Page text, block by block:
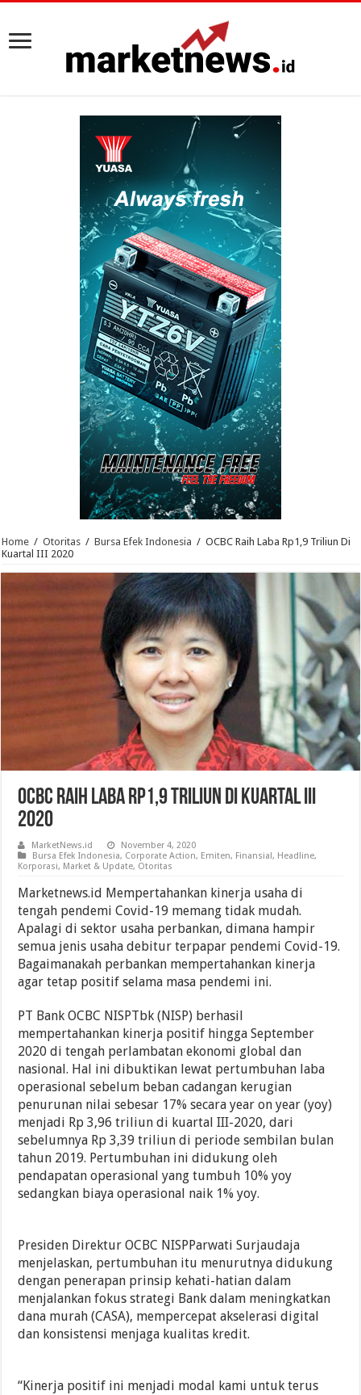
Home / Otoritas / Bursa Efek Indonesia / OCBC Raih Laba Rp1,9 Triliun Di
Kuartal III 2020
OCBC Raih Laba Rp1,9 Triliun Di Kuartal III
2020
MarketNews.id
November 4, 2020
Bursa Efek Indonesia, Corporate Action, Emiten, Finansial, Headline,
Korporasi, Market & Update, Otoritas
Marketnews.id Mempertahankan kinerja usaha di
tengah pendemi Covid-19 memang tidak mudah.
Apalagi di sektor usaha perbankan, dimana hampir
semua jenis usaha debitur terpapar pendemi Covid-19.
Bagaimanakah perbankan mempertahankan kinerja
agar tetap positif selama masa pendemi ini.
PT Bank OCBC NISPTbk (NISP) berhasil
mempertahankan kinerja positif hingga September
2020 di tengah perlambatan ekonomi global dan
nasional. Hal ini dibuktikan lewat pertumbuhan laba
operasional sebelum beban cadangan kerugian
penurunan nilai sebesar 17% secara year on year (yoy)
menjadi Rp 3,96 triliun di kuartal III-2020, dari
sebelumnya Rp 3,39 triliun di periode sembilan bulan
tahun 2019. Pertumbuhan ini didukung oleh
pendapatan operasional yang tumbuh 10% yoy
sedangkan biaya operasional naik 1% yoy.
Presiden Direktur OCBC NISPParwati Surjaudaja
menjelaskan, pertumbuhan itu menurutnya didukung
dengan penerapan prinsip kehati-hatian dalam
menjalankan fokus strategi Bank dalam meningkatkan
dana murah (CASA), mempercepat akselerasi digital
dan konsistensi menjaga kualitas kredit.
“Kinerja positif ini menjadi modal kami untuk terus